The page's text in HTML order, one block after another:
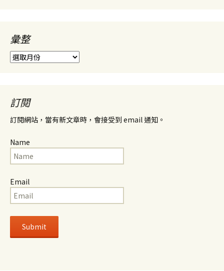
彙整
彙
整
訂閱
訂閱網站，當有新文章時，會接受到 email 通知。
Name
Email